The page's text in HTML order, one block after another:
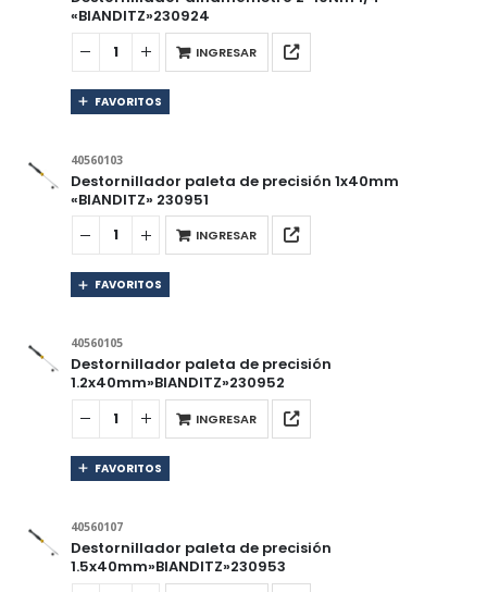
«BIANDITZ»230924
INGRESAR
FAVORITOS
40560103
Destornillador paleta de precisión 1x40mm
«BIANDITZ» 230951
INGRESAR
FAVORITOS
40560105
Destornillador paleta de precisión
1.2x40mm»BIANDITZ»230952
INGRESAR
FAVORITOS
40560107
Destornillador paleta de precisión
1.5x40mm»BIANDITZ»230953